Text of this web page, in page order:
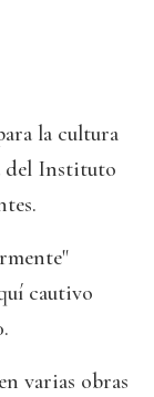
la cultura
del Instituto
cautivo
varias obras